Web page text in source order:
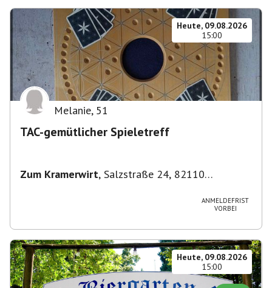
Heute, 09.08.2026
15:00
Melanie, 51
TAC-gemütlicher Spieletreff
Zum Kramerwirt, Salzstraße 24, 82110
ANMELDEFRIST
VORBEI
Heute, 09.08.2026
15:00